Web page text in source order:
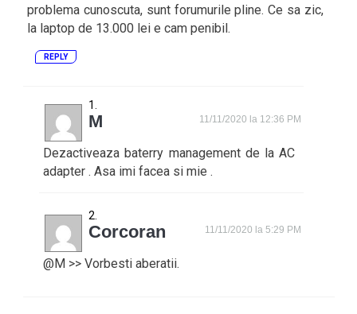
problema cunoscuta, sunt forumurile pline. Ce sa zic,
la laptop de 13.000 lei e cam penibil.
REPLY
M 11/11/2020 la 12:36 PM
Dezactiveaza baterry management de la AC
adapter . Asa imi facea si mie .
Corcoran 11/11/2020 la 5:29 PM
@M >> Vorbesti aberatii.